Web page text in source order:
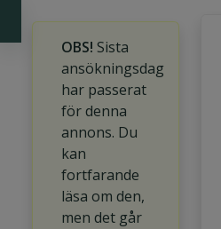
OBS! Sista
ansökningsdag
har passerat
för denna
annons. Du
kan
fortfarande
läsa om den,
men det går